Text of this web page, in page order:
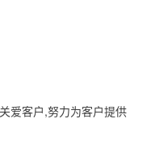
爱客户,努力为客户提供